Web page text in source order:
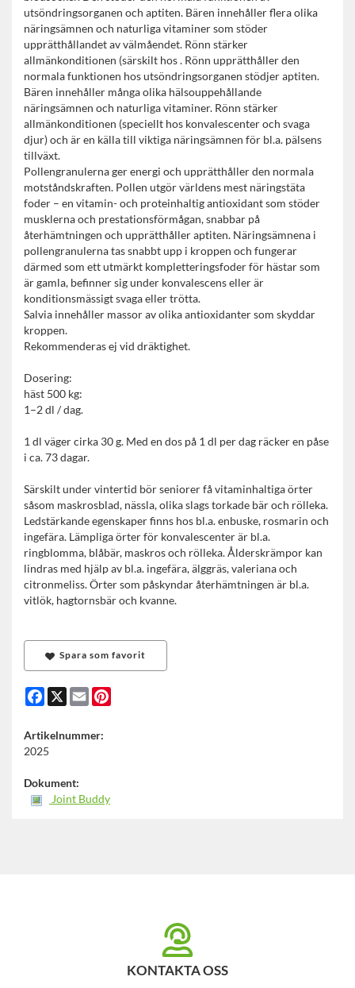
utsöndringsorganen och aptiten. Bären innehåller flera olika
näringsämnen och naturliga vitaminer som stöder
upprätthållandet av välmåendet. Rönn stärker
allmänkonditionen (särskilt hos . Rönn upprätthåller den
normala funktionen hos utsöndringsorganen stödjer aptiten.
Bären innehåller många olika hälsouppehållande
näringsämnen och naturliga vitaminer. Rönn stärker
allmänkonditionen (speciellt hos konvalescenter och svaga
djur) och är en källa till viktiga näringsämnen för bl.a. pälsens
tillväxt.
Pollengranulerna ger energi och upprätthåller den normala
motståndskraften. Pollen utgör världens mest näringstäta
foder – en vitamin- och proteinhaltig antioxidant som stöder
musklerna och prestationsförmågan, snabbar på
återhämtningen och upprätthåller aptiten. Näringsämnena i
pollengranulerna tas snabbt upp i kroppen och fungerar
därmed som ett utmärkt kompletteringsfoder för hästar som
är gamla, befinner sig under konvalescens eller är
konditionsmässigt svaga eller trötta.
Salvia innehåller massor av olika antioxidanter som skyddar
kroppen.
Rekommenderas ej vid dräktighet.
Dosering:
häst 500 kg:
1–2 dl / dag.
1 dl väger cirka 30 g. Med en dos på 1 dl per dag räcker en påse
i ca. 73 dagar.
Särskilt under vintertid bör seniorer få vitaminhaltiga örter
såsom maskrosblad, nässla, olika slags torkade bär och rölleka.
Ledstärkande egenskaper finns hos bl.a. enbuske, rosmarin och
ingefära. Lämpliga örter för konvalescenter är bl.a.
ringblomma, blåbär, maskros och rölleka. Ålderskrämpor kan
lindras med hjälp av bl.a. ingefära, älggräs, valeriana och
citronmeliss. Örter som påskyndar återhämtningen är bl.a.
vitlök, hagtornsbär och kvanne.
Spara som favorit
Facebook
X Email
Artikelnummer:
2025
Dokument:
Joint Buddy
KONTAKTA OSS